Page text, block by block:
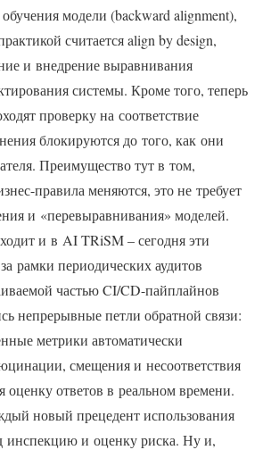
модели (backward alignment),
считается align by design,
и внедрение выравнивания
системы. Кроме того, теперь
проверку на соответствие
блокируются до того, как они
Преимущество тут в том,
правила меняются, это не требует
и «перевыравнивания» моделей.
и в AI TRiSM – сегодня эти
рамки периодических аудитов
частью CI/CD-пайплайнов
непрерывные петли обратной связи:
метрики автоматически
смещения и несоответствия
оценку ответов в реальном времени.
новый прецедент использования
инспекцию и оценку риска. Ну и,